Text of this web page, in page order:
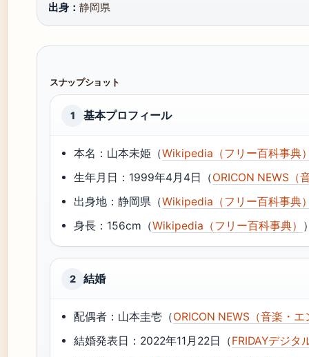
出身： 静岡県
スナップショット
1 基本プロフィール
本名：山本未姫（Wikipedia（フリー百科事典
生年月日：1999年4月4日（ORICON NEWS（
出身地：静岡県（Wikipedia（フリー百科事典
身長：156cm（Wikipedia（フリー百科事典）
2 結婚
配偶者：山本圭壱（ORICON NEWS（音楽・
結婚発表日：2022年11月22日（FRIDAYデジタ